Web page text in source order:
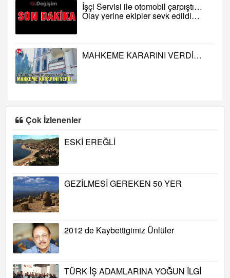
İşçi Servisi ile otomobil çarpıştı…
Olay yerine ekipler sevk edildi…
MAHKEME KARARINI VERDİ…
Çok İzlenenler
ESKİ EREĞLİ
GEZİLMESİ GEREKEN 50 YER
2012 de Kaybettigimiz Ünlüler
TÜRK İŞ ADAMLARINA YOĞUN İLGİ